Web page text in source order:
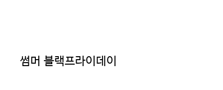
썸머 블랙프라이데이